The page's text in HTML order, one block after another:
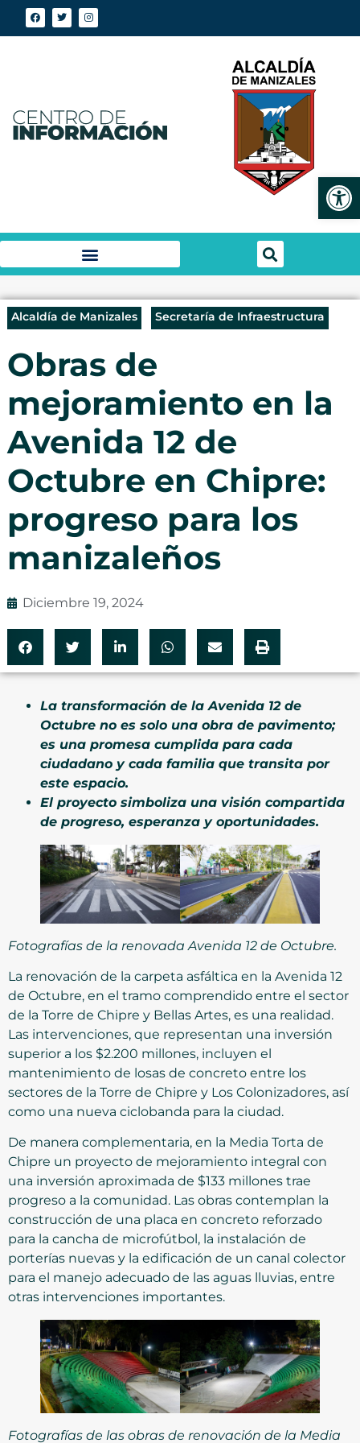
Alcaldía de Manizales Secretaría de Infraestructura
Obras de
mejoramiento en la
Avenida 12 de
Octubre en Chipre:
progreso para los
manizaleños
Diciembre 19, 2024
La transformación de la Avenida 12 de
Octubre no es solo una obra de pavimento;
es una promesa cumplida para cada
ciudadano y cada familia que transita por
este espacio.
El proyecto simboliza una visión compartida
de progreso, esperanza y oportunidades.
Fotografías de la renovada Avenida 12 de Octubre.
La renovación de la carpeta asfáltica en la Avenida 12
de Octubre, en el tramo comprendido entre el sector
de la Torre de Chipre y Bellas Artes, es una realidad.
Las intervenciones, que representan una inversión
superior a los $2.200 millones, incluyen el
mantenimiento de losas de concreto entre los
sectores de la Torre de Chipre y Los Colonizadores, así
como una nueva ciclobanda para la ciudad.
De manera complementaria, en la Media Torta de
Chipre un proyecto de mejoramiento integral con
una inversión aproximada de $133 millones trae
progreso a la comunidad. Las obras contemplan la
construcción de una placa en concreto reforzado
para la cancha de microfútbol, la instalación de
porterías nuevas y la edificación de un canal colector
para el manejo adecuado de las aguas lluvias, entre
otras intervenciones importantes.
Fotografías de las obras de renovación de la Media